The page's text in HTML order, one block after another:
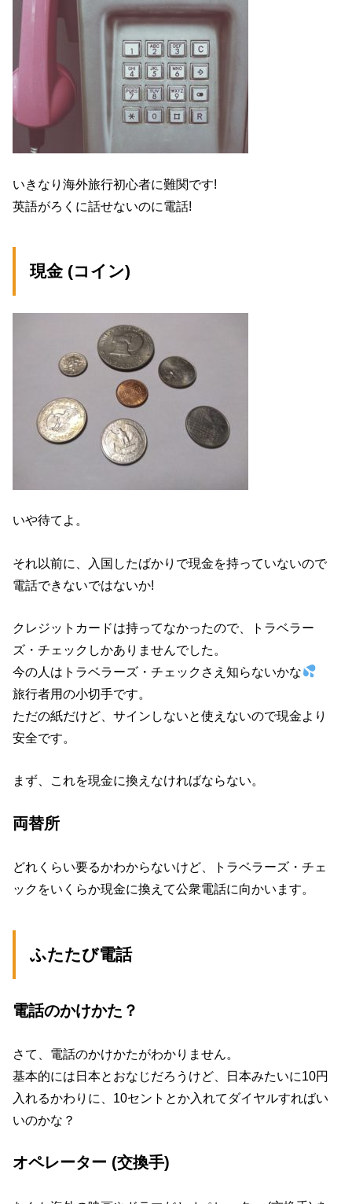
いきなり海外旅行初心者に難関です!
英語がろくに話せないのに電話!
現金 (コイン)
いや待てよ。
それ以前に、入国したばかりで現金を持っていないので
電話できないではないか!
クレジットカードは持ってなかったので、トラベラー
ズ・チェックしかありませんでした。
今の人はトラベラーズ・チェックさえ知らないかな
旅行者用の小切手です。
ただの紙だけど、サインしないと使えないので現金より
安全です。
まず、これを現金に換えなければならない。
両替所
どれくらい要るかわからないけど、トラベラーズ・チェ
ックをいくらか現金に換えて公衆電話に向かいます。
ふたたび電話
電話のかけかた？
さて、電話のかけかたがわかりません。
基本的には日本とおなじだろうけど、日本みたいに10円
入れるかわりに、10セントとか入れてダイヤルすればい
いのかな？
オペレーター (交換手)